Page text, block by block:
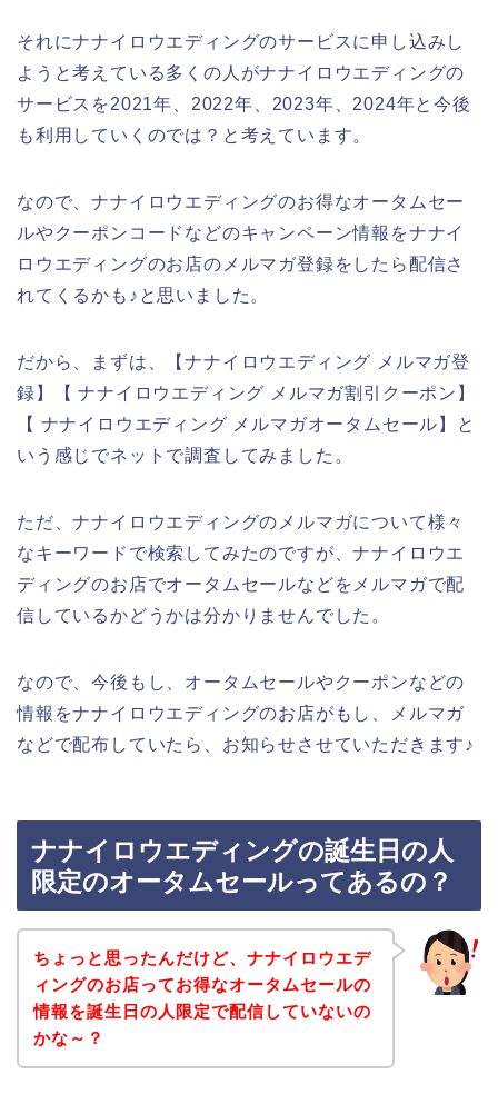
それにナナイロウエディングのサービスに申し込みし
ようと考えている多くの人がナナイロウエディングの
サービスを2021年、2022年、2023年、2024年と今後
も利用していくのでは？と考えています。
なので、ナナイロウエディングのお得なオータムセー
ルやクーポンコードなどのキャンペーン情報をナナイ
ロウエディングのお店のメルマガ登録をしたら配信さ
れてくるかも♪と思いました。
だから、まずは、【ナナイロウエディング メルマガ登
録】【 ナナイロウエディング メルマガ割引クーポン】
【 ナナイロウエディング メルマガオータムセール】と
いう感じでネットで調査してみました。
ただ、ナナイロウエディングのメルマガについて様々
なキーワードで検索してみたのですが、ナナイロウエ
ディングのお店でオータムセールなどをメルマガで配
信しているかどうかは分かりませんでした。
なので、今後もし、オータムセールやクーポンなどの
情報をナナイロウエディングのお店がもし、メルマガ
などで配布していたら、お知らせさせていただきます♪
ナナイロウエディングの誕生日の人
限定のオータムセールってあるの？
ちょっと思ったんだけど、ナナイロウエデ
ィングのお店ってお得なオータムセールの
情報を誕生日の人限定で配信していないの
かな～？